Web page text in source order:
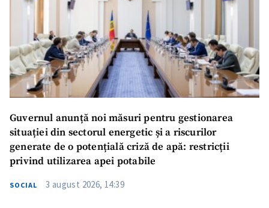
Guvernul anunță noi măsuri pentru gestionarea
situației din sectorul energetic și a riscurilor
generate de o potențială criză de apă: restricții
privind utilizarea apei potabile
SOCIAL 3 august 2026, 14:39